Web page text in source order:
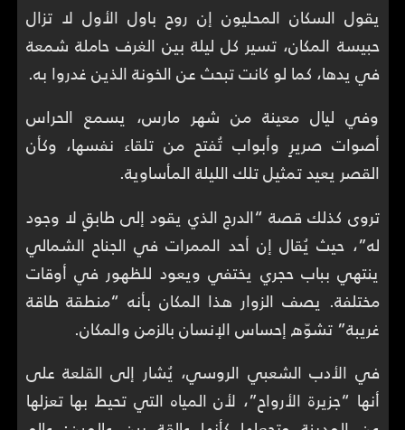
يقول السكان المحليون إن روح باول الأول لا تزال
حبيسة المكان، تسير كل ليلة بين الغرف حاملة شمعة
في يدها، كما لو كانت تبحث عن الخونة الذين غدروا به.
وفي ليال معينة من شهر مارس، يسمع الحراس
أصوات صريرٍ وأبواب تُفتح من تلقاء نفسها، وكأن
القصر يعيد تمثيل تلك الليلة المأساوية.
تروى كذلك قصة “الدرج الذي يقود إلى طابقٍ لا وجود
له”، حيث يُقال إن أحد الممرات في الجناح الشمالي
ينتهي بباب حجري يختفي ويعود للظهور في أوقات
مختلفة. يصف الزوار هذا المكان بأنه “منطقة طاقة
غريبة” تشوّه إحساس الإنسان بالزمن والمكان.
في الأدب الشعبي الروسي، يُشار إلى القلعة على
أنها “جزيرة الأرواح”، لأن المياه التي تحيط بها تعزلها